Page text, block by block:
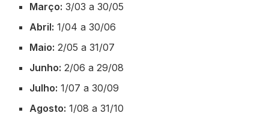
Março: 3/03 a 30/05
Abril: 1/04 a 30/06
Maio: 2/05 a 31/07
Junho: 2/06 a 29/08
Julho: 1/07 a 30/09
Agosto: 1/08 a 31/10